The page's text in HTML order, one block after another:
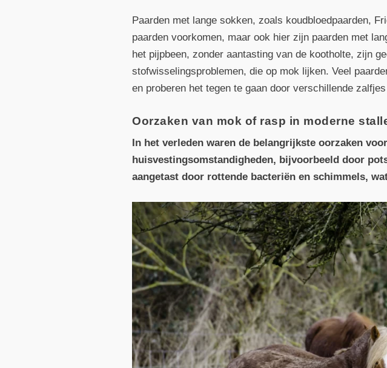
Paarden met lange sokken, zoals koudbloedpaarden,
paarden voorkomen, maar ook hier zijn paarden met
het pijpbeen, zonder aantasting van de kootholte, zijn
stofwisselingsproblemen, die op mok lijken. Veel
en proberen het tegen te gaan door verschillende
Oorzaken van mok of rasp in moderne
In het verleden waren de belangrijkste oorzaken
huisvestingsomstandigheden, bijvoorbeeld door
aangetast door rottende bacteriën en schimmels,